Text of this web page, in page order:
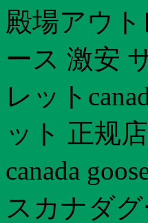
殿場アウ
ース 激安
レット
ット 正规
canada
スカナダ